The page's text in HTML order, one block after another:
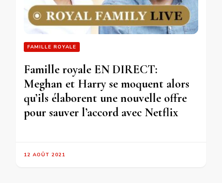
FAMILLE ROYALE
Famille royale EN DIRECT:
Meghan et Harry se moquent alors
qu’ils élaborent une nouvelle offre
pour sauver l’accord avec Netflix
12 AOÛT 2021